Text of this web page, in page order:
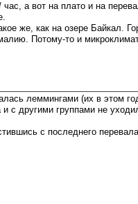
а вот на плато и на
же, как на озере Байкал.
Потому-то и
леммингами (их в этом
с другими группами не
с последнего